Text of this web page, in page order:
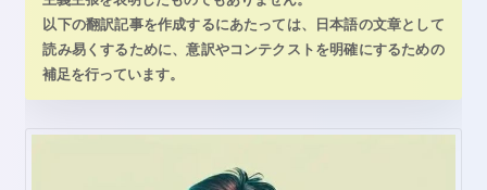
以下の翻訳記事を作成するにあたっては、日本語の文章として
読み易くするために、意訳やコンテクストを明確にするための
補足を行っています。